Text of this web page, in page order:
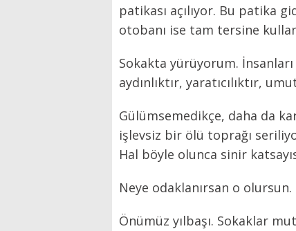
patikası açılıyor. Bu patika
otobanı ise tam tersine
Sokakta yürüyorum.
aydınlıktır, yaratıcılıktır,
Gülümsemedikçe, daha da
işlevsiz bir ölü toprağı
Hal böyle olunca sinir
Neye odaklanırsan o
Önümüz yılbaşı. Sokaklar